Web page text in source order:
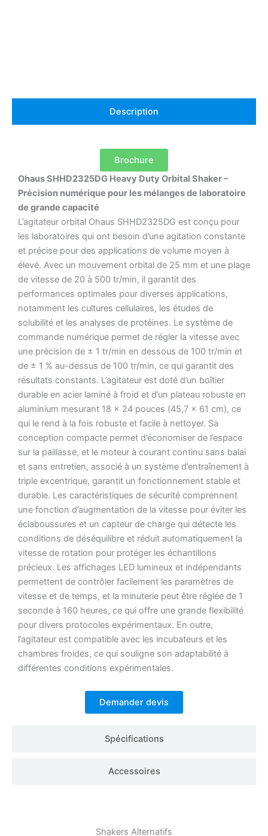
Description
Spécifications
Accessoires
Brochure
Ohaus SHHD2325DG Heavy Duty Orbital Shaker –
Précision numérique pour les mélanges de laboratoire
de grande capacité
L’agitateur orbital Ohaus SHHD2325DG est conçu pour
les laboratoires qui ont besoin d’une agitation constante
et précise pour des applications de volume moyen à
élevé. Avec un mouvement orbital de 25 mm et une plage
de vitesse de 20 à 500 tr/min, il garantit des
performances optimales pour diverses applications,
notamment les cultures cellulaires, les études de
solubilité et les analyses de protéines. Le système de
commande numérique permet de régler la vitesse avec
une précision de ± 1 tr/min en dessous de 100 tr/min et
de ± 1 % au-dessus de 100 tr/min, ce qui garantit des
résultats constants. L’agitateur est doté d’un boîtier
durable en acier laminé à froid et d’un plateau robuste en
aluminium mesurant 18 x 24 pouces (45,7 x 61 cm), ce
qui le rend à la fois robuste et facile à nettoyer. Sa
conception compacte permet d’économiser de l’espace
sur la paillasse, et le moteur à courant continu sans balai
et sans entretien, associé à un système d’entraînement à
triple excentrique, garantit un fonctionnement stable et
durable. Les caractéristiques de sécurité comprennent
une fonction d’augmentation de la vitesse pour éviter les
éclaboussures et un capteur de charge qui détecte les
conditions de déséquilibre et réduit automatiquement la
vitesse de rotation pour protéger les échantillons
précieux. Les affichages LED lumineux et indépendants
permettent de contrôler facilement les paramètres de
vitesse et de temps, et la minuterie peut être réglée de 1
seconde à 160 heures, ce qui offre une grande flexibilité
pour divers protocoles expérimentaux. En outre,
l’agitateur est compatible avec les incubateurs et les
chambres froides, ce qui souligne son adaptabilité à
différentes conditions expérimentales.
Demander devis
Shakers Alternatifs